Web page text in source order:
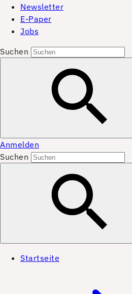
Newsletter
E-Paper
Jobs
Suchen
Anmelden
Suchen
Startseite